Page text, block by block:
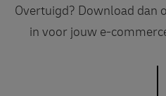
Overtuigd? Download dan
in voor jouw e-